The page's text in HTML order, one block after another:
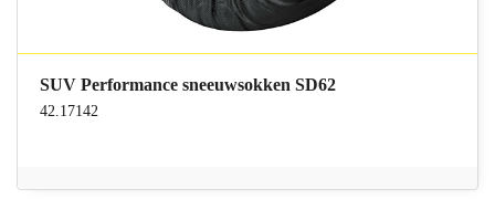
SUV Performance sneeuwsokken SD62
42.17142